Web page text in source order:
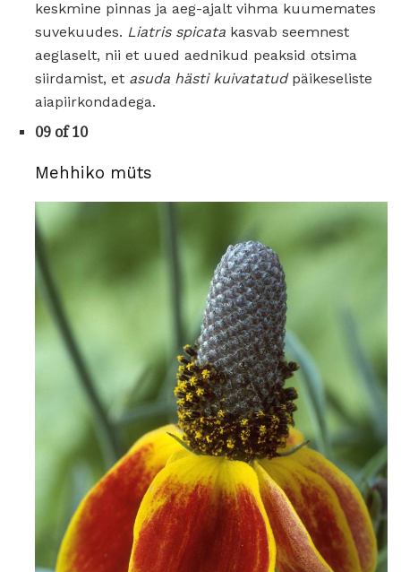
keskmine pinnas ja aeg-ajalt vihma kuumemates
suvekuudes. Liatris spicata kasvab seemnest
aeglaselt, nii et uued aednikud peaksid otsima
siirdamist, et asuda hästi kuivatatudpäikeseliste
aiapiirkondadega.
09 of 10
Mehhiko müts